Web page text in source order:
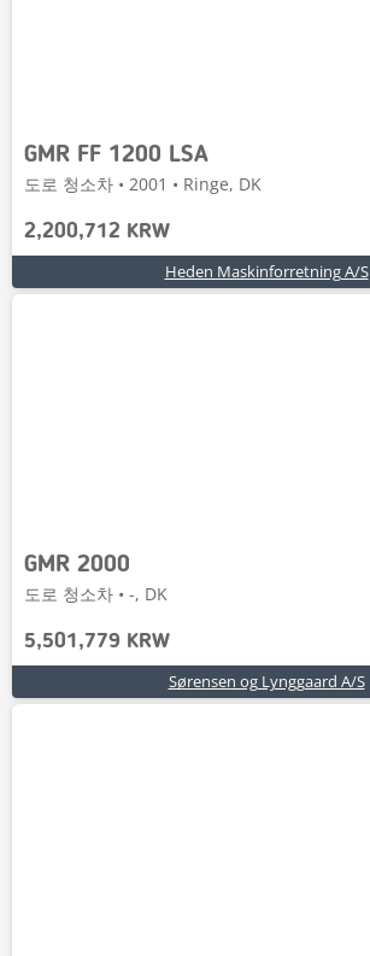
GMR FF 1200 LSA
도로 청소차 • 2001 • Ringe, DK
2,200,712 KRW
Heden Maskinforretning A/S
GMR 2000
도로 청소차 • -, DK
5,501,779 KRW
Sørensen og Lynggaard A/S